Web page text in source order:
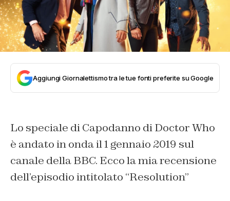
Aggiungi Giornalettismo tra le tue fonti preferite su Google
Lo speciale di Capodanno di Doctor Who
è andato in onda il 1 gennaio 2019 sul
canale della BBC. Ecco la mia recensione
dell’episodio intitolato “Resolution”